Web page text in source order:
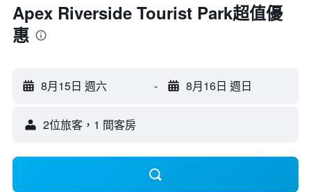
Apex Riverside Tourist Park超值優
惠
8月15日 週六 - 8月16日 週日
2位旅客，1 間客房